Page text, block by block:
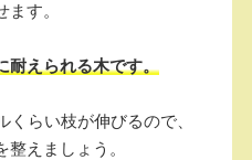
す。
耐えられる木です。
らい枝が伸びるので、
えましょう。